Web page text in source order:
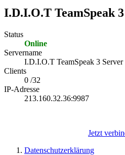
I.D.I.O.T TeamSpeak
Status
Online
Servername
I.D.I.O.T TeamSpeak 3 Server
Clients
0 /32
IP-Adresse
213.160.32.36:9987
Jetzt
Datenschutzerklärung